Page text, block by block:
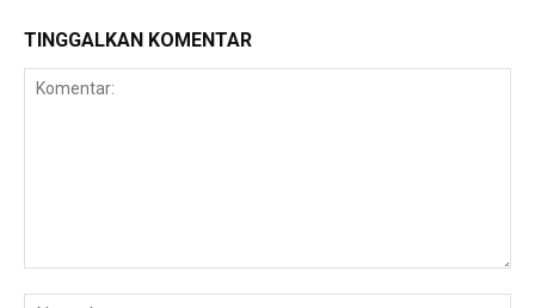
TINGGALKAN KOMENTAR